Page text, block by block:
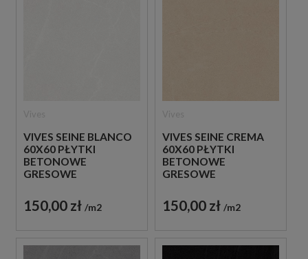
VIVES SEINE BLANCO
60X60 PŁYTKI
BETONOWE
GRESOWE
150,00 zł m2
VIVES SEINE CREMA
60X60 PŁYTKI
BETONOWE
GRESOWE
150,00 zł m2